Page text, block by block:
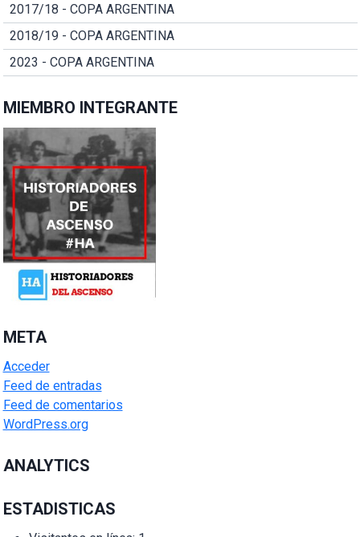
2017/18 - COPA ARGENTINA
2018/19 - COPA ARGENTINA
2023 - COPA ARGENTINA
MIEMBRO INTEGRANTE
META
Acceder
Feed de entradas
Feed de comentarios
WordPress.org
ANALYTICS
ESTADISTICAS